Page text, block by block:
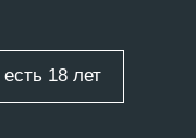
18 лет